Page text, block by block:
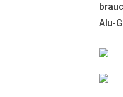
Alu-